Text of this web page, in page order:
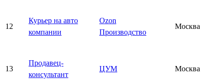
12
Курьер на авто
компании
Ozon
Производство
Москва
13
Продавец-
консультант
ЦУМ Москва